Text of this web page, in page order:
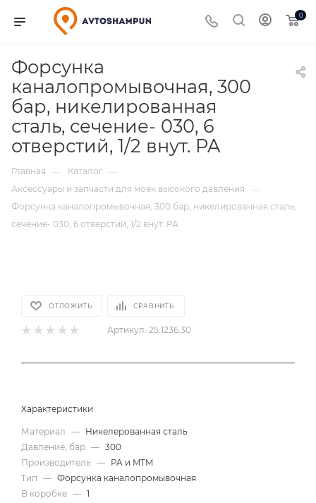
0
Форсунка
каналопромывочная, 300
бар, никелированная
сталь, сечение- 030, 6
отверстий, 1/2 внут. PA
Главная — Каталог —
Аксессуары и запчасти для моек высокого давления
—
Форсунка каналопромывочная, 300 бар, никелированная сталь,
сечение- 030, 6 отверстий, 1/2 внут. PA
ОТЛОЖИТЬ СРАВНИТЬ
Артикул: 25.1236.30
Характеристики
Материал — Никелерованная сталь
Давление, бар — 300
Производитель — PA и MTM
Тип — Форсунка каналопромывочная
В коробке — 1